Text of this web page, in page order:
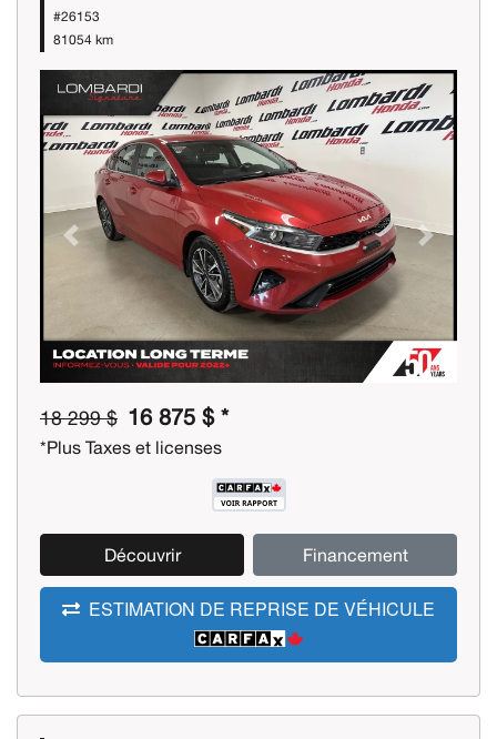
#26153
81054 km
Previous Next
18 299 $ 16 875 $ *
*Plus Taxes et licenses
Découvrir Financement
ESTIMATION DE REPRISE DE VÉHICULE